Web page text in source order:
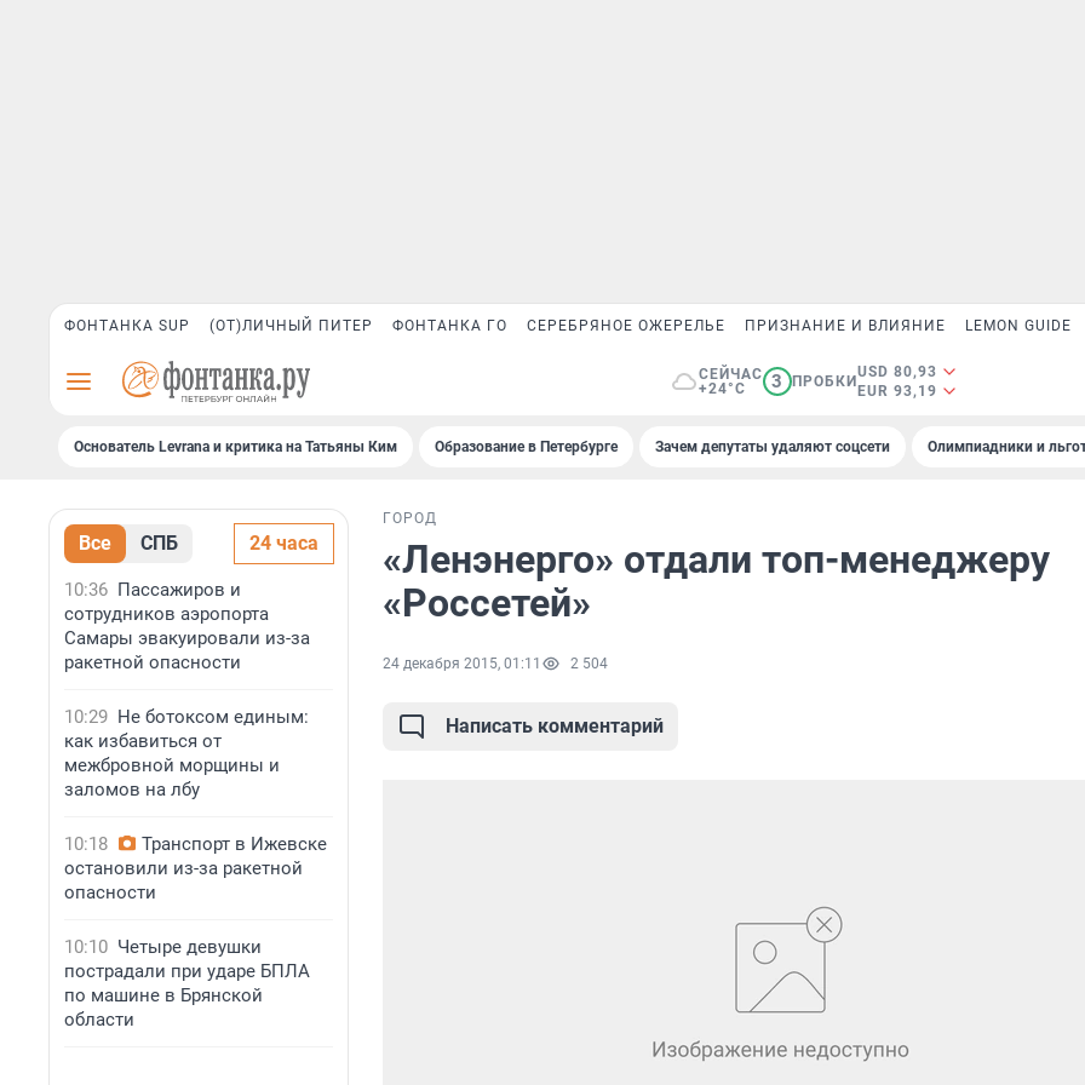
ФОНТАНКА SUP (ОТ)ЛИЧНЫЙ ПИТЕР ФОНТАНКА ГО СЕРЕБРЯНОЕ ОЖЕРЕЛЬЕ ПРИЗНАНИЕ И ВЛИЯНИЕ LEMON GUIDE
СЕЙЧАС
+24°C
3 ПРОБКИ
USD 80,93
EUR 93,19
Основатель Levrana и критика на Татьяны Ким Образование в Петербурге Зачем депутаты удаляют соцсети Олимпиадники и
Все СПБ 24 часа
10:36 Пассажиров и
сотрудников аэропорта
Самары эвакуировали из-за
ракетной опасности
10:29 Не ботоксом единым:
как избавиться от
межбровной морщины и
заломов на лбу
10:18
Транспорт в Ижевске
остановили из-за ракетной
опасности
10:10 Четыре девушки
пострадали при ударе БПЛА
по машине в Брянской
области
ГОРОД
«Ленэнерго» отдали топ-менеджеру
«Россетей»
24 декабря 2015, 01:11 2 504
Написать комментарий